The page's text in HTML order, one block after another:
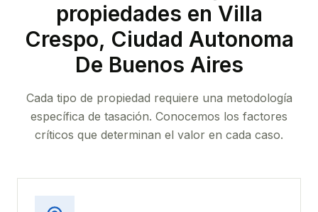
propiedades en Villa
Crespo, Ciudad Autonoma
De Buenos Aires
Cada tipo de propiedad requiere una metodología
específica de tasación. Conocemos los factores
críticos que determinan el valor en cada caso.